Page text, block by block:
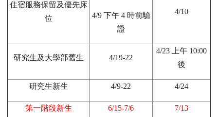
住宿服務保留及優先床
位
4/9 下午 4 時前驗
證
4/10
研究生及大學部舊生 4/19-22
4/23 上午 10:00
後
研究生新生 4/9-22 4/24
第一階段新生 6/15-7/6 7/13